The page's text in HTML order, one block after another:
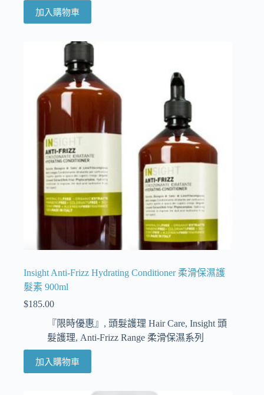
加入購物車
Insight Anti-Frizz Hydrating Conditioner 柔滑保濕護
髮素 900ml
$185.00
『限時優惠』 , 頭髮護理 Hair Care, Insight 頭
髮護理, Anti-Frizz Range 柔滑保濕系列
加入購物車